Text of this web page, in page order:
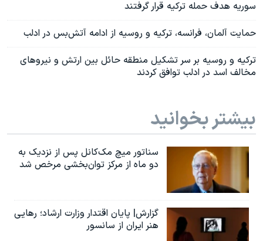
سوریه هدف حمله ترکیه قرار گرفتند
حمایت آلمان، فرانسه، ترکیه و روسیه از ادامه آتش‌بس در ادلب
ترکیه و روسیه بر سر تشکیل منطقه حائل بین ارتش و نیروهای
مخالف اسد در ادلب توافق کردند
بیشتر بخوانید
سناتور میچ مک‌کانل پس از نزدیک به
دو ماه از مرکز توان‌بخشی مرخص شد
گزارش| پایان اقتدار وزارت ارشاد؛ رهایی
هنر ایران از سانسور